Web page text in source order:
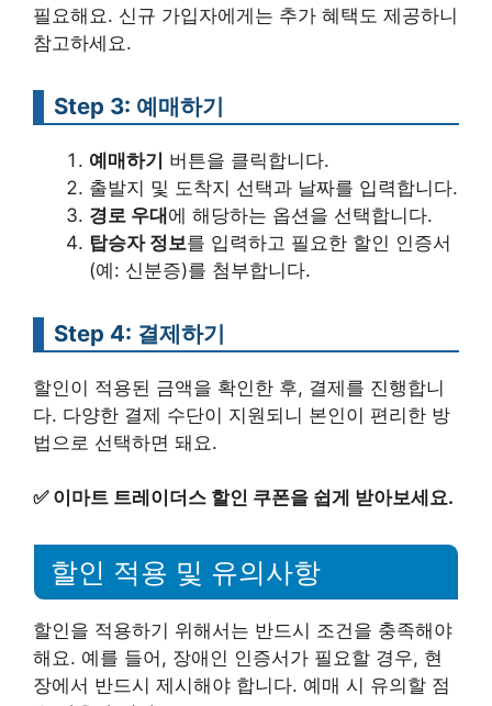
필요해요. 신규 가입자에게는 추가 혜택도 제공하니
참고하세요.
Step 3: 예매하기
예매하기 버튼을 클릭합니다.
출발지 및 도착지 선택과 날짜를 입력합니다.
경로 우대에 해당하는 옵션을 선택합니다.
탑승자 정보를 입력하고 필요한 할인 인증서
(예: 신분증)를 첨부합니다.
Step 4: 결제하기
할인이 적용된 금액을 확인한 후, 결제를 진행합니
다. 다양한 결제 수단이 지원되니 본인이 편리한 방
법으로 선택하면 돼요.
✅ 이마트 트레이더스 할인 쿠폰을 쉽게 받아보세요.
할인 적용 및 유의사항
할인을 적용하기 위해서는 반드시 조건을 충족해야
해요. 예를 들어, 장애인 인증서가 필요할 경우, 현
장에서 반드시 제시해야 합니다. 예매 시 유의할 점